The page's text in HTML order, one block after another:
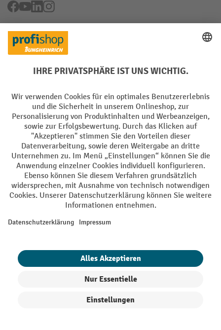
Facebook
YouTubeLinkedInInstagram
Rücknahme-Services
Batterie Rückname
AGB Impressum Datenschutz
Barrierefreiheit Grounding Page Privacy Settings
Alle Preise exkl. gesetzl. Mehrwertsteuer zzgl.Versandkosten und ggf.
Nachnahmegebühren, wenn nicht anders angegeben.
¹ Der Rabatt gilt so lange der Vorrat reicht. Der Rabatt gilt nicht auf
Erstregistrierung für den Newsletter gewährt. Der Gutschein ist 10
Tage gültig und kann ab einem Netto-Bestellwert von 250,- € online
eingelöst werden. Die Höhe des Rabatts variiert je nach
Arbeitsschutz | 5% auf Werkstatt, Betrieb, Transport, Stapeln und